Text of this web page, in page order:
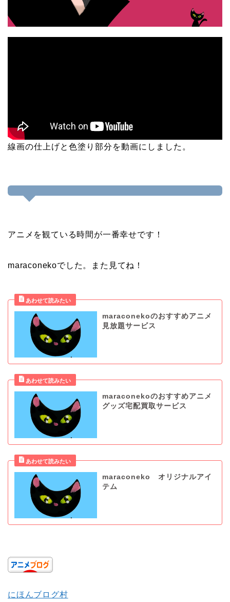
線画の仕上げと色塗り部分を動画にしました。
アニメを観ている時間が一番幸せです！
maraconekoでした。また見てね！
maraconekoのおすすめアニメ
見放題サービス
maraconekoのおすすめアニメ
グッズ宅配買取サービス
maraconeko オリジナルアイ
テム
にほんブログ村